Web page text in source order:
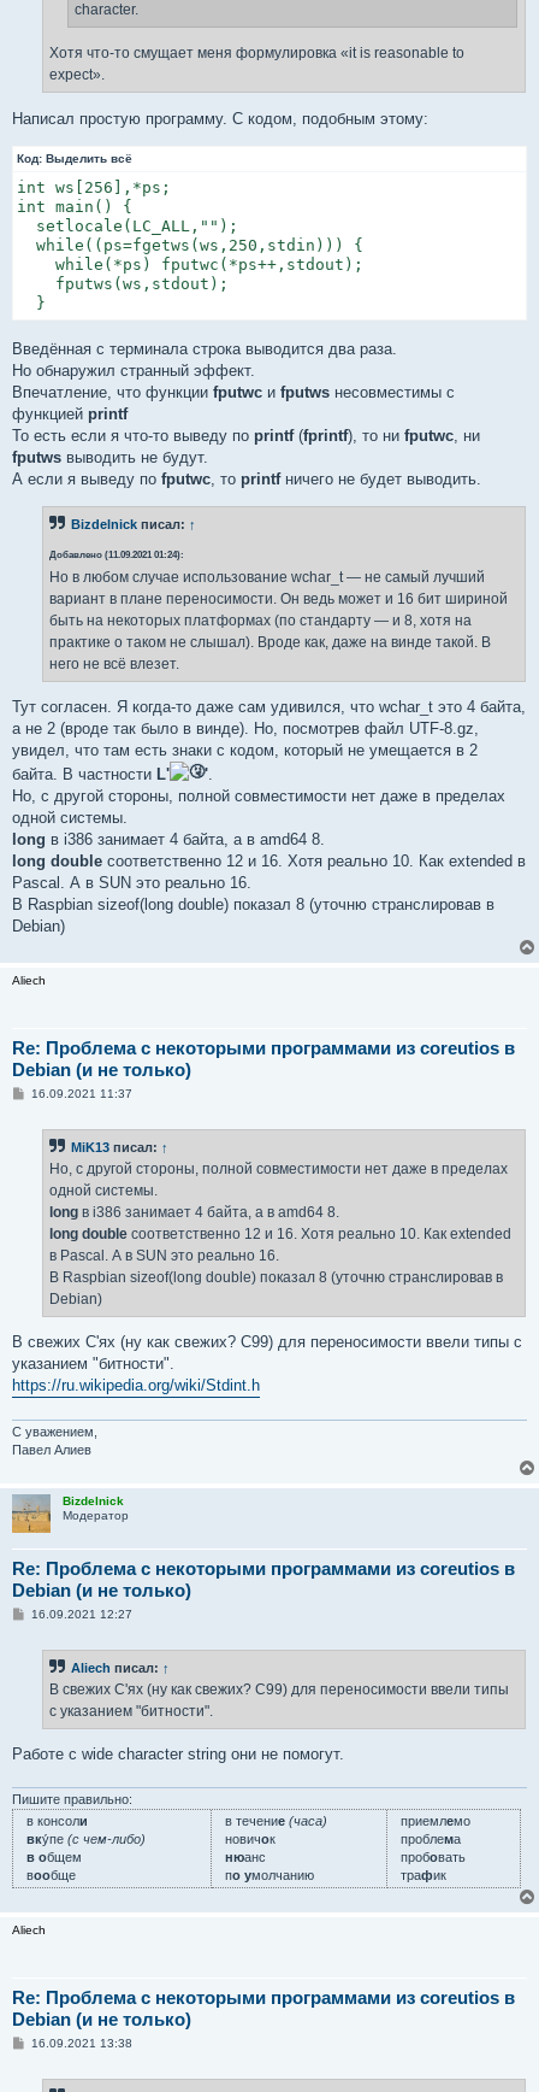
character.
Хотя что-то смущает меня формулировка «it is reasonable to
expect».
Написал простую программу. С кодом, подобным этому:
Код: Выделить всё
int ws[256],*ps;
int main() {
  setlocale(LC_ALL,"");
  while((ps=fgetws(ws,250,stdin))) {
    while(*ps) fputwc(*ps++,stdout);
    fputws(ws,stdout);
  }
Введённая с терминала строка выводится два раза.
Но обнаружил странный эффект.
Впечатление, что функции fputwc и fputws несовместимы с
функцией printf
То есть если я что-то выведу по printf(fprintf), то ни fputwc, ни
fputws выводить не будут.
А если я выведу по fputwc, то printfничего не будет выводить.
Bizdelnick писал: ↑
Добавлено (11.09.2021 01:24):
Но в любом случае использование wchar_t — не самый лучший
вариант в плане переносимости. Он ведь может и 16 бит шириной
быть на некоторых платформах (по стандарту — и 8, хотя на
практике о таком не слышал). Вроде как, даже на винде такой. В
него не всё влезет.
Тут согласен. Я когда-то даже сам удивился, что wchar_t это 4 байта,
а не 2 (вроде так было в винде). Но, посмотрев файл UTF-8.gz,
увидел, что там есть знаки с кодом, который не умещается в 2
байта. В частности L' '.
Но, с другой стороны, полной совместимости нет даже в пределах
одной системы.
long в i386 занимает 4 байта, а в amd64 8.
long double соответственно 12 и 16. Хотя реально 10. Как extended в
Pascal. А в SUN это реально 16.
В Raspbian sizeof(long double) показал 8 (уточню странслировав в
Debian)
Aliech
Re: Проблема с некоторыми программами из coreutios в
Debian (и не только)
С16.09.2021 11:37
MiK13 писал: ↑
Но, с другой стороны, полной совместимости нет даже в пределах
одной системы.
long в i386 занимает 4 байта, а в amd64 8.
long double соответственно 12 и 16. Хотя реально 10. Как extended
в Pascal. А в SUN это реально 16.
В Raspbian sizeof(long double) показал 8 (уточню странслировав в
Debian)
В свежих C'ях (ну как свежих? C99) для переносимости ввели типы с
указанием "битности".
https://ru.wikipedia.org/wiki/Stdint.h
С уважением,
Павел Алиев
Bizdelnick
Модератор
Re: Проблема с некоторыми программами из coreutios в
Debian (и не только)
С16.09.2021 12:27
Aliech писал: ↑
В свежих C'ях (ну как свежих? C99) для переносимости ввели типы
с указанием "битности".
Работе с wide character string они не помогут.
Пишите правильно:
в консоли
вку́пе (с чем-либо)
в общем
вообще
в течение (часа)
новичок
нюанс
по умолчанию
приемлемо
проблема
пробовать
трафик
Aliech
Re: Проблема с некоторыми программами из coreutios в
Debian (и не только)
С16.09.2021 13:38